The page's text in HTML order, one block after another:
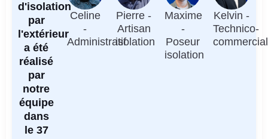
d'isolation
par
l'extérieur
a été
réalisé
par
notre
équipe
dans
le 37
Celine
-
Administratif
Pierre -
Artisan
isolation
Maxime
-
Poseur
isolation
Kelvin -
Technico-
commercial